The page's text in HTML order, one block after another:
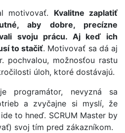
motivovať. Kvalitne zaplatiť
aby dobre, precízne
svoju prácu. Aj keď ich
to stačiť. Motivovať sa dá aj
pochvalou, možnosťou rastu
úloh, ktoré dostávajú.
programátor, nevyzná sa
a zvyčajne si myslí, že
to hneď. SCRUM Master by
svoj tím pred zákazníkom.